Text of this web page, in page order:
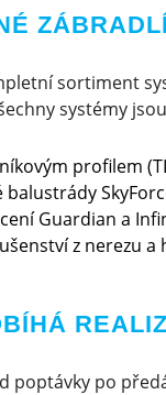
sortiment
systémy
profilem
balustrády
Guardian a
z nerezu a
poptávky po